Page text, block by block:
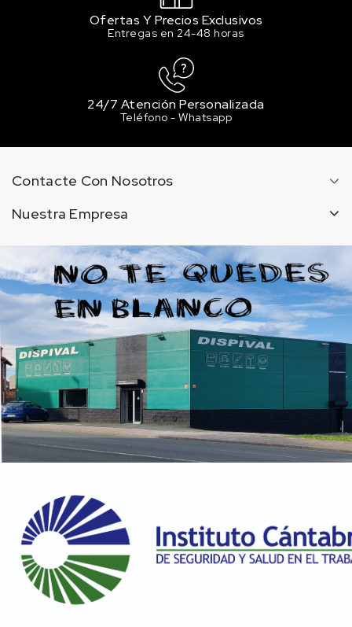
Ofertas Y Precios Exclusivos
Entregas en 24-48 horas
24/7 Atención Personalizada
Teléfono - Whatsapp
Contacte Con Nosotros
Nuestra Empresa